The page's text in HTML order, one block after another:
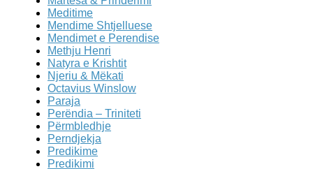
Meditime
Mendime Shtjelluese
Mendimet e Perendise
Methju Henri
Natyra e Krishtit
Njeriu & Mëkati
Octavius Winslow
Paraja
Perëndia – Triniteti
Përmbledhje
Perndjekja
Predikime
Predikimi